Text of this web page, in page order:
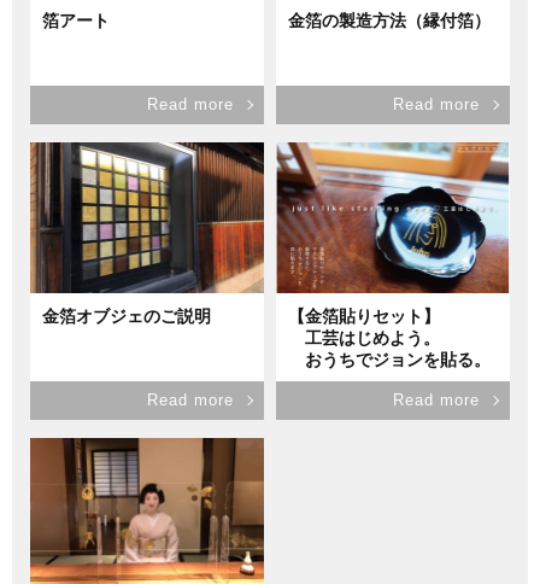
箔アート
Read more
金箔の製造方法（縁付箔）
Read more
金箔オブジェのご説明
Read more
【金箔貼りセット】
工芸はじめよう。
おうちでジョンを貼る。
Read more